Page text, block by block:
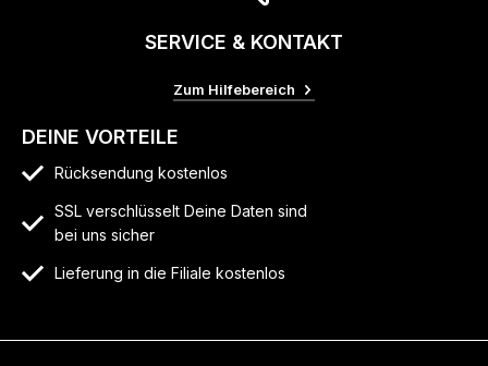
SERVICE & KONTAKT
Zum Hilfebereich
DEINE VORTEILE
Rücksendung kostenlos
SSL verschlüsselt Deine Daten sind
bei uns sicher
Lieferung in die Filiale kostenlos